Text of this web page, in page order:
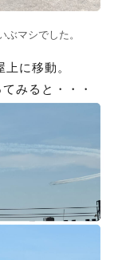
マシでした。
に移動。
みると・・・